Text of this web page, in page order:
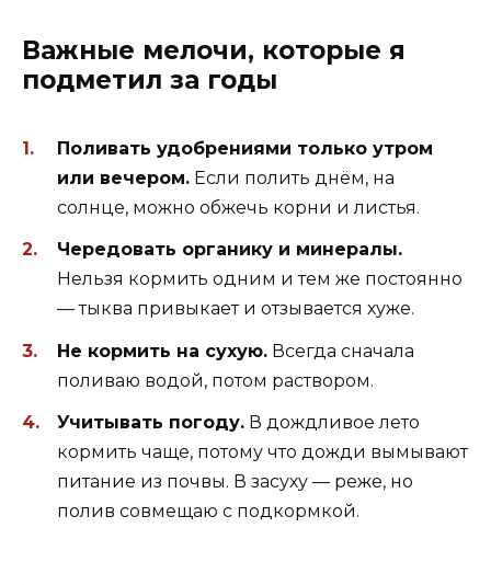
Важные мелочи, которые я
подметил за годы
Поливать удобрениями только утром
или вечером. Если полить днём, на
солнце, можно обжечь корни и листья.
Чередовать органику и минералы.
Нельзя кормить одним и тем же постоянно
— тыква привыкает и отзывается хуже.
Не кормить на сухую. Всегда сначала
поливаю водой, потом раствором.
Учитывать погоду. В дождливое лето
кормить чаще, потому что дожди вымывают
питание из почвы. В засуху — реже, но
полив совмещаю с подкормкой.